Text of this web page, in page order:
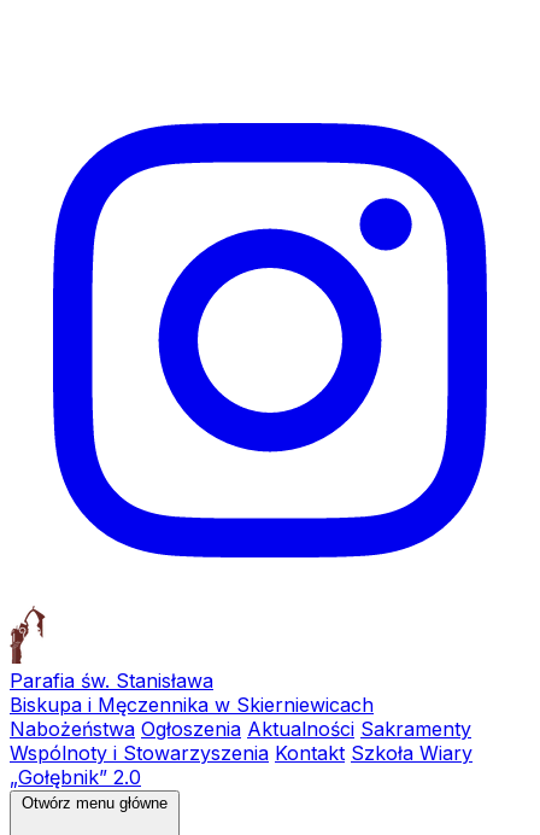
Parafia św. Stanisława
Biskupa i Męczennika w Skierniewicach
Nabożeństwa Ogłoszenia Aktualności Sakramenty
Wspólnoty i Stowarzyszenia Kontakt Szkoła Wiary
„Gołębnik” 2.0
Otwórz menu główne